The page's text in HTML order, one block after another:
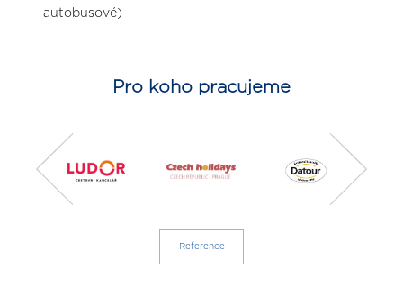
autobusové)
Pro koho pracujeme
Reference